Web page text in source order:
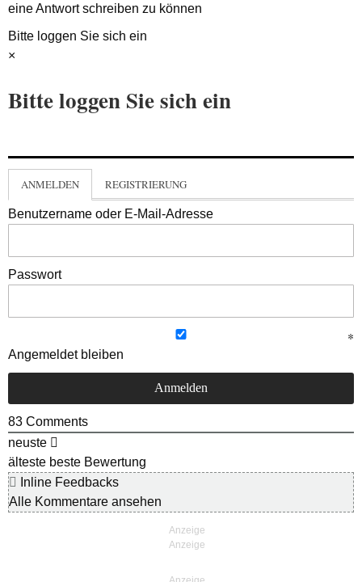
eine Antwort schreiben zu können
Bitte loggen Sie sich ein
×
Bitte loggen Sie sich ein
ANMELDEN REGISTRIERUNG
Benutzername oder E-Mail-Adresse
Passwort
Angemeldet bleiben
83 Comments
neuste
älteste beste Bewertung
Inline Feedbacks
Alle Kommentare ansehen